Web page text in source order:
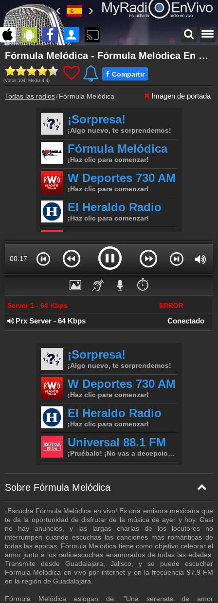
Página principal
myradioenvivo.mx
Inicio de sesión
¡Crea una cuenta propia!
¡Escríbenos!
Programa anterior de Fórmula Melódica
Colaboración
Inserción de la radio
Inclúyelo a tu sitio web
Fórmula Melódica - Fórmula Melódica En Vivo
(Votos:104, Media:4.4)
Compartir
Todas las radios Fórmula Melódica Imagen de portada
00:17
⏱️
Server 1 - 64 Kbps ERROR
Prx Server - 64 Kbps Conectado
Sobre Fórmula Melódica
¡Escucha Fórmula Melódica en vivo! Es una emisora mexicana que
te da la oportunidad de disfrutar de la música de ayer y hoy. Casi
no hay anuncios, y las largas charlas de los locutores no
interrumpen cuando escuchas las canciones más románticas de
todas las épocas. Fórmula Melódica tiene como objetivo celebrar el
amor junto a los radioescuchas enamorados de todas las edades.
Transmite desde Guadalajara, Jalisco, y se puede escuchar
Fórmula Melódica en vivo por internet y en la frecuencia 97.9 FM
en la región de Guadalajara.
Fórmula Melódica eslogan de: "Una serenata de amor